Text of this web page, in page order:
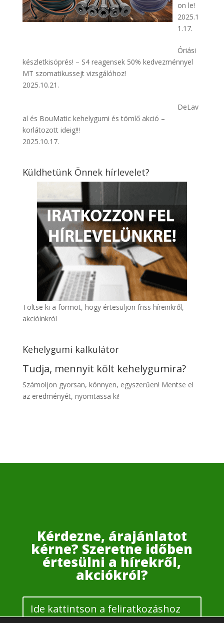
on le!
2025.1
1.17.
Óriási
készletkisöprés! – S4 reagensek 50% kedvezménnyel
MT szomatikussejt vizsgálóhoz!
2025.10.21.
DeLav
al és BouMatic kehelygumi és tömlő akció –
korlátozott ideig!!!
2025.10.17.
Küldhetünk Önnek hírlevelet?
Töltse ki a formot, hogy értesüljön friss híreinkről,
akcióinkról
Kehelygumi kalkulátor
Tudja, mennyit költ kehelygumira?
Számoljon gyorsan, könnyen, egyszerűen! Mentse el
az eredményét, nyomtassa ki!
Kérdezne, árajánlatot
kérne? Szeretne időben
értesülni a hírekről,
akciókról?
Ide kattintson a feliratkozáshoz